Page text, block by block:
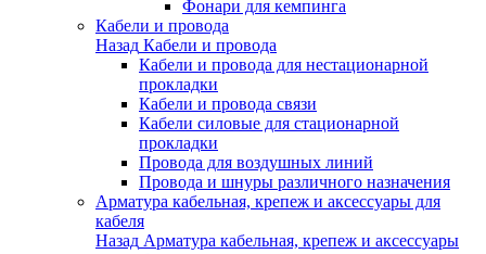
Фонари для кемпинга
Кабели и провода
Назад Кабели и провода
Кабели и провода для нестационарной
прокладки
Кабели и провода связи
Кабели силовые для стационарной
прокладки
Провода для воздушных линий
Провода и шнуры различного назначения
Арматура кабельная, крепеж и аксессуары для
кабеля
Назад Арматура кабельная, крепеж и аксессуары